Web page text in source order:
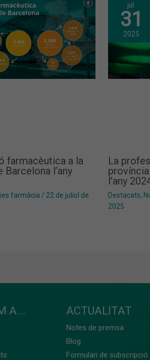
farmacèutica a la
Barcelona l’any
farmàcia / 22 de juliol de
jul.
31
2025
La
l’any
Destacats,
2025
A... ACTUALITAT
Notes de premsa
Blog
Formulari de subscripció